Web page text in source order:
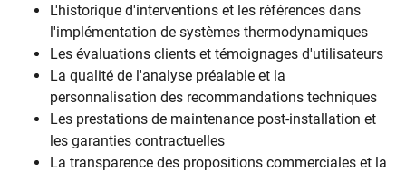
L'historique d'interventions et les références dans
l'implémentation de systèmes thermodynamiques
Les évaluations clients et témoignages d'utilisateurs
La qualité de l'analyse préalable et la
personnalisation des recommandations techniques
Les prestations de maintenance post-installation et
les garanties contractuelles
La transparence des propositions commerciales et la